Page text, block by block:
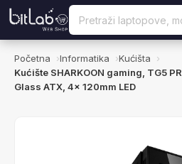
Početna Informatika
Kućišta
Kućište SHARKOON gaming, TG5
Glass ATX, 4x 120mm LED